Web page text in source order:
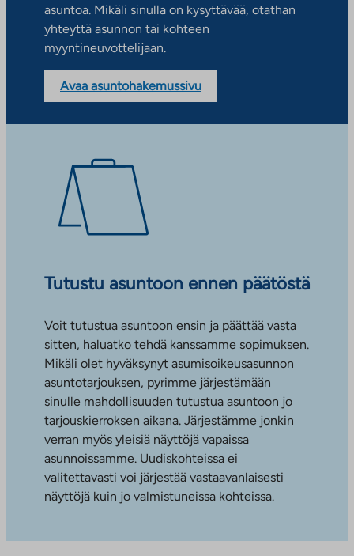
asuntoa. Mikäli sinulla on kysyttävää, otathan
yhteyttä asunnon tai kohteen
myyntineuvottelijaan.
Avaa asuntohakemussivu
Tutustu asuntoon ennen päätöstä
Voit tutustua asuntoon ensin ja päättää vasta
sitten, haluatko tehdä kanssamme sopimuksen.
Mikäli olet hyväksynyt asumisoikeusasunnon
asuntotarjouksen, pyrimme järjestämään
sinulle mahdollisuuden tutustua asuntoon jo
tarjouskierroksen aikana. Järjestämme jonkin
verran myös yleisiä näyttöjä vapaissa
asunnoissamme. Uudiskohteissa ei
valitettavasti voi järjestää vastaavanlaisesti
näyttöjä kuin jo valmistuneissa kohteissa.